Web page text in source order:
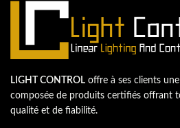
LIGHT CONTROL offre à ses clients
composée de produits certifiés offrant
qualité et de fiabilité.